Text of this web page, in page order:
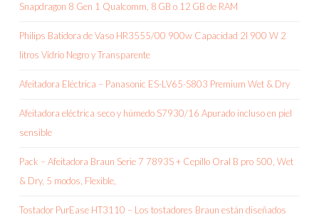
Snapdragon 8 Gen 1 Qualcomm, 8 GB o 12 GB de RAM
Philips Batidora de Vaso HR3555/00 900w Capacidad 2l 900 W 2
litros Vidrio Negro y Transparente
Afeitadora Eléctrica – Panasonic ES-LV65-S803 Premium Wet & Dry
Afeitadora eléctrica seco y húmedo S7930/16 Apurado incluso en piel
sensible
Pack – Afeitadora Braun Serie 7 7893S + Cepillo Oral B pro 500, Wet
& Dry, 5 modos, Flexible,
Tostador PurEase HT3110 – Los tostadores Braun están diseñados